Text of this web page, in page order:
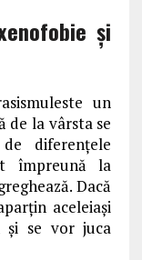
și
un
de la vârsta se
diferențele
împreună la
Dacă
aceleiași
și se vor juca